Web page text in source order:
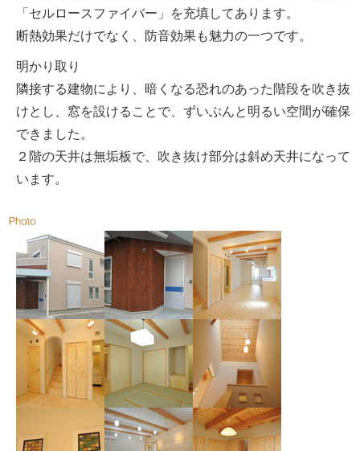
「セルロースファイバー」を充填してあります。
断熱効果だけでなく、防音効果も魅力の一つです。
明かり取り
隣接する建物により、暗くなる恐れのあった階段を吹き抜
けとし、窓を設けることで、ずいぶんと明るい空間が確保
できました。
２階の天井は無垢板で、吹き抜け部分は斜め天井になって
います。